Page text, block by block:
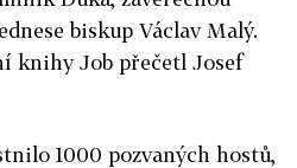
biskup Václav Malý.
knihy Job přečetl Josef
1000 pozvaných hostů,